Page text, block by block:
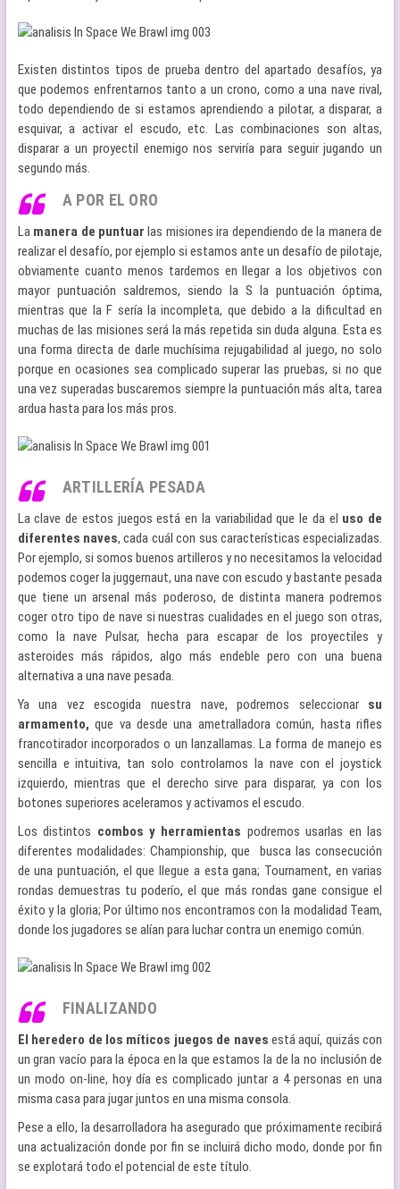
Existen distintos tipos de prueba dentro del apartado desafíos, ya
que podemos enfrentarnos tanto a un crono, como a una nave rival,
todo dependiendo de si estamos aprendiendo a pilotar, a disparar, a
esquivar, a activar el escudo, etc. Las combinaciones son altas,
disparar a un proyectil enemigo nos serviría para seguir jugando un
segundo más.
A POR EL ORO
Lamanera de puntuar las misiones ira dependiendo de la manera de
realizar el desafío, por ejemplo si estamos ante un desafío de pilotaje,
obviamente cuanto menos tardemos en llegar a los objetivos con
mayor puntuación saldremos, siendo la S la puntuación óptima,
mientras que la F sería la incompleta, que debido a la dificultad en
muchas de las misiones será la más repetida sin duda alguna. Esta es
una forma directa de darle muchísima rejugabilidad al juego, no solo
porque en ocasiones sea complicado superar las pruebas, si no que
una vez superadas buscaremos siempre la puntuación más alta, tarea
ardua hasta para los más pros.
ARTILLERÍA PESADA
La clave de estos juegos está en la variabilidad que le da el uso de
diferentes naves, cada cuál con sus características especializadas.
Por ejemplo, si somos buenos artilleros y no necesitamos la velocidad
podemos coger la juggernaut, una nave con escudo y bastante pesada
que tiene un arsenal más poderoso, de distinta manera podremos
coger otro tipo de nave si nuestras cualidades en el juego son otras,
como la nave Pulsar, hecha para escapar de los proyectiles y
asteroides más rápidos, algo más endeble pero con una buena
alternativa a una nave pesada.
Ya una vez escogida nuestra nave, podremos seleccionarsu
armamento, que va desde una ametralladora común, hasta rifles
francotirador incorporados o un lanzallamas. La forma de manejo es
sencilla e intuitiva, tan solo controlamos la nave con el joystick
izquierdo, mientras que el derecho sirve para disparar, ya con los
botones superiores aceleramos y activamos el escudo.
Los distintos combos y herramientas podremos usarlas en las
diferentes modalidades: Championship, que busca las consecución
de una puntuación, el que llegue a esta gana; Tournament, en varias
rondas demuestras tu poderío, el que más rondas gane consigue el
éxito y la gloria; Por último nos encontramos con la modalidad Team,
donde los jugadores se alían para luchar contra un enemigo común.
FINALIZANDO
El heredero de los míticos juegos de naves está aquí, quizás con
un gran vacío para la época en la que estamos la de la no inclusión de
un modo on-line, hoy día es complicado juntar a 4 personas en una
misma casa para jugar juntos en una misma consola.
Pese a ello, la desarrolladora ha asegurado que próximamente recibirá
una actualización donde por fin se incluirá dicho modo, donde por fin
se explotará todo el potencial de este título.